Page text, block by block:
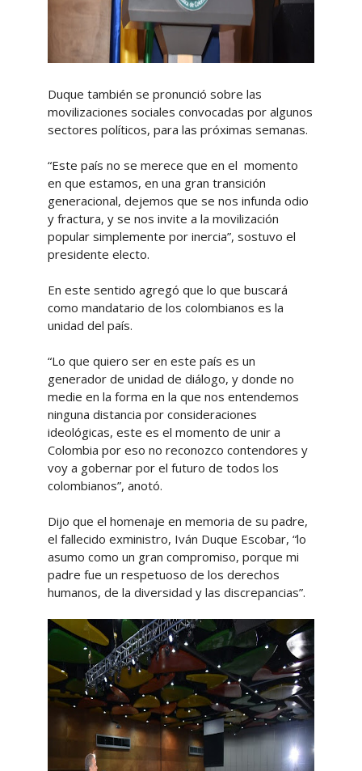
Duque también se pronunció sobre las
movilizaciones sociales convocadas por algunos
sectores políticos, para las próximas semanas.
“Este país no se merece que en el momento
en que estamos, en una gran transición
generacional, dejemos que se nos infunda odio
y fractura, y se nos invite a la movilización
popular simplemente por inercia”, sostuvo el
presidente electo.
En este sentido agregó que lo que buscará
como mandatario de los colombianos es la
unidad del país.
“Lo que quiero ser en este país es un
generador de unidad de diálogo, y donde no
medie en la forma en la que nos entendemos
ninguna distancia por consideraciones
ideológicas, este es el momento de unir a
Colombia por eso no reconozco contendores y
voy a gobernar por el futuro de todos los
colombianos”, anotó.
Dijo que el homenaje en memoria de su padre,
el fallecido exministro, Iván Duque Escobar, “lo
asumo como un gran compromiso, porque mi
padre fue un respetuoso de los derechos
humanos, de la diversidad y las discrepancias”.